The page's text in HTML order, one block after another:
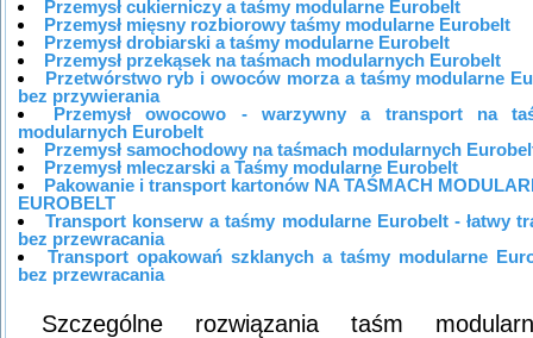
Przemysł cukierniczy a taśmy modularne Eurobelt
Przemysł mięsny rozbiorowy taśmy modularne Eurobelt
Przemysł drobiarski a taśmy modularne Eurobelt
Przemysł przekąsek na taśmach modularnych Eurobelt
Przetwórstwo ryb i owoców morza a taśmy modularne
bez przywierania
Przemysł owocowo - warzywny a transport na
modularnych Eurobelt
Przemysł samochodowy na taśmach modularnych
Przemysł mleczarski a Taśmy modularne Eurobelt
Pakowanie i transport kartonów NA TAŚMACH
EUROBELT
Transport konserw a taśmy modularne Eurobelt - łatwy
bez przewracania
Transport opakowań szklanych a taśmy modularne
bez przewracania
Szczególne rozwiązania taśm